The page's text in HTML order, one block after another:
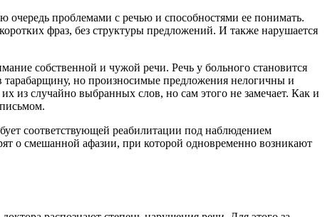
очередь проблемами с речью и способностями ее понимать.
фраз, без структуры предложений. И также нарушается
собственной и чужой речи. Речь у больного становится
но произносимые предложения нелогичны и
из случайно выбранных слов, но сам этого не замечает. Как и
соответствующей реабилитации под наблюдением
о смешанной афазии, при которой одновременно возникают